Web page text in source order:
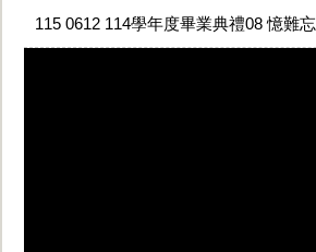
115 0612 114學年度畢業典禮08 憶難忘